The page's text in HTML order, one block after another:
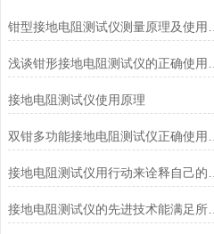
接地电阻测试仪使用原理
接地电阻测试仪的先进技术能满足所有接地测量的要求